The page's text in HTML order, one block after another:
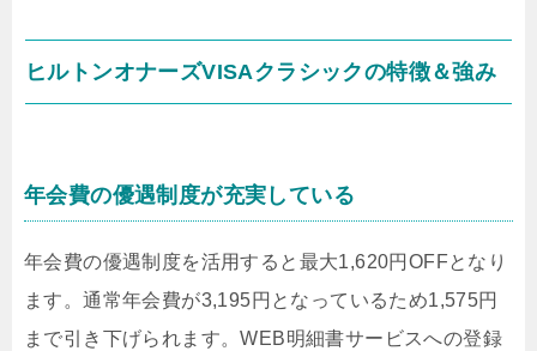
ヒルトンオナーズVISAクラシックの特徴＆強み
年会費の優遇制度が充実している
年会費の優遇制度を活用すると最大1,620円OFFとなり
ます。通常年会費が3,195円となっているため1,575円
まで引き下げられます。WEB明細書サービスへの登録